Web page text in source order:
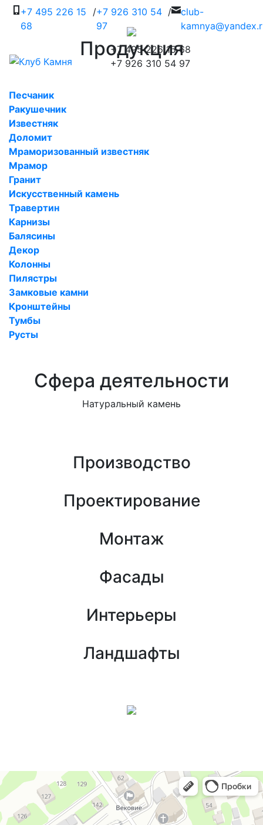
+7 495 226 15
68
/+7 926 310 54
97
/ club-
+7 495 226 15 68
+7 926 310 54 97
Продукция
Песчаник
Ракушечник
Известняк
Доломит
Мраморизованный известняк
Мрамор
Гранит
Искусственный камень
Травертин
Карнизы
Балясины
Декор
Колонны
Пилястры
Замковые камни
Кронштейны
Тумбы
Русты
Сфера деятельности
Натуральный камень
Производство
Проектирование
Монтаж
Фасады
Интерьеры
Ландшафты